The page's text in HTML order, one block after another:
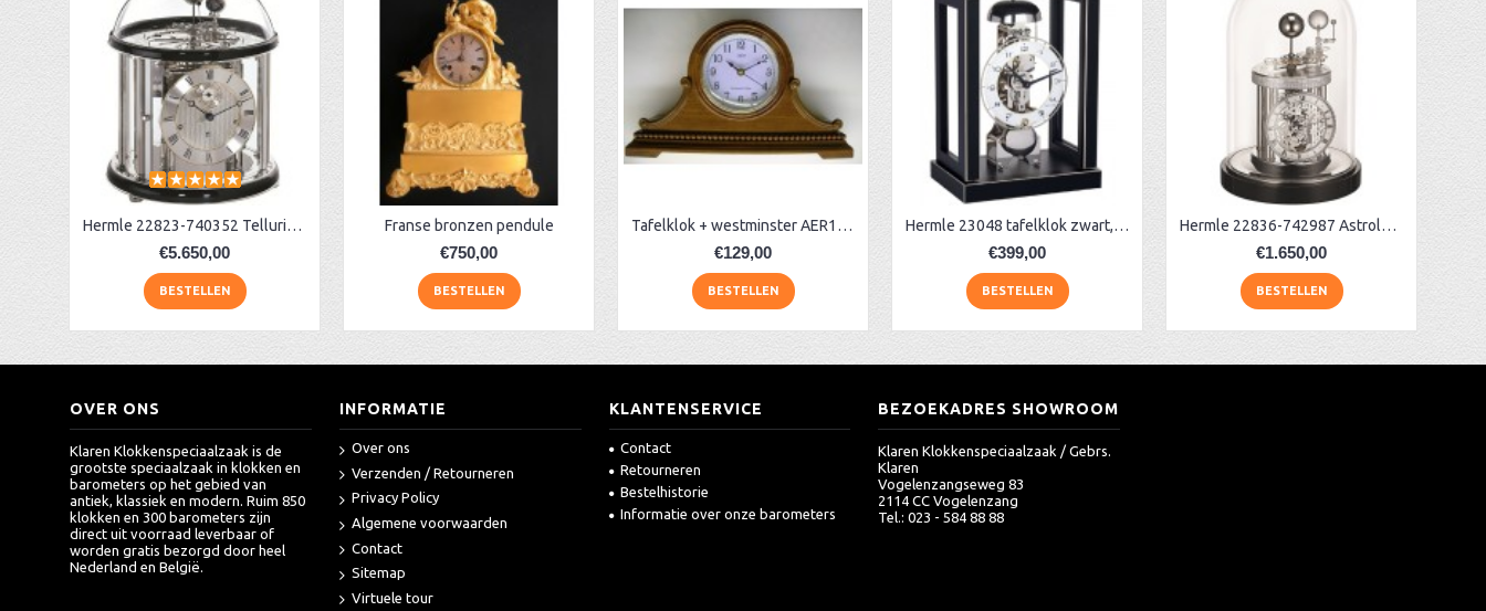
Hermle 22823-740352 Tellurium klok
€5.650,00
BESTELLEN
Franse bronzen pendule
€750,00
BESTELLEN
Tafelklok + westminster AER130, eiken
€129,00
BESTELLEN
Hermle 23048 tafelklok zwart, chroom
€399,00
BESTELLEN
Hermle 22836-742987 Astrolabium klok
€1.650,00
BESTELLEN
OVER ONS
Klaren Klokkenspeciaalzaak is de
grootste speciaalzaak in klokken en
barometers op het gebied van
antiek, klassiek en modern. Ruim 850
klokken en 300 barometers zijn
direct uit voorraad leverbaar of
worden gratis bezorgd door heel
Nederland en België.
INFORMATIE
Over ons
Verzenden / Retourneren
Privacy Policy
Algemene voorwaarden
Contact
Sitemap
Virtuele tour
KLANTENSERVICE
Contact
Retourneren
Bestelhistorie
Informatie over onze barometers
BEZOEKADRES SHOWROOM
Klaren Klokkenspeciaalzaak / Gebrs.
Klaren
Vogelenzangseweg 83
2114 CC Vogelenzang
Tel.: 023 - 584 88 88